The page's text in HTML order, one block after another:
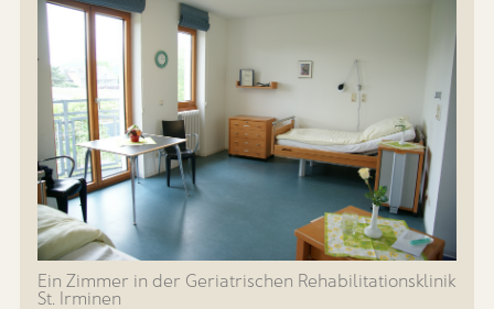
Ein Zimmer in der Geriatrischen Rehabilitationsklinik
St. Irminen